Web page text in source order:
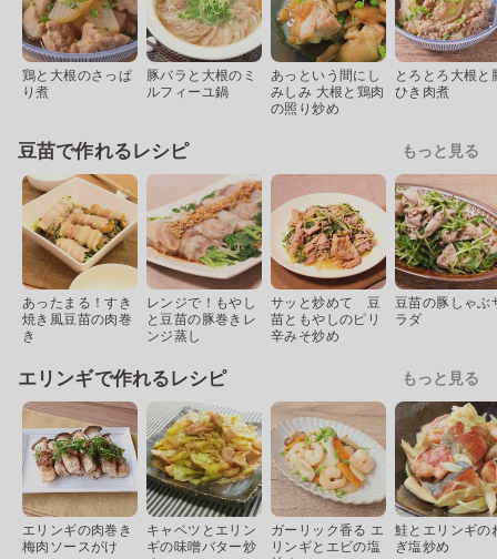
鶏と大根のさっぱ
り煮
豚バラと大根のミ
ルフィーユ鍋
あっという間にし
みしみ 大根と鶏肉
の照り炒め
とろとろ大根と
ひき肉煮
豆苗で作れるレシピ もっと見る
あったまる！すき
焼き風豆苗の肉巻
き
レンジで！もやし
と豆苗の豚巻きレ
ンジ蒸し
サッと炒めて 豆
苗ともやしのピリ
辛みそ炒め
豆苗の豚しゃぶ
ラダ
エリンギで作れるレシピ もっと見る
エリンギの肉巻き
梅肉ソースがけ
キャベツとエリン
ギの味噌バター炒
ガーリック香る エ
リンギとエビの塩
鮭とエリンギの
ぎ塩炒め